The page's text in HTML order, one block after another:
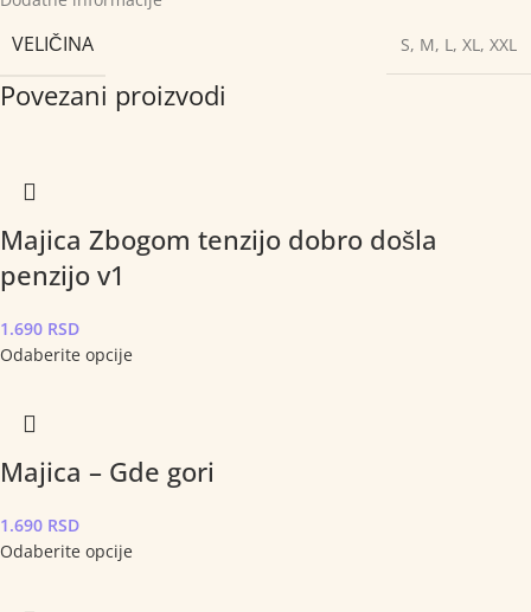
VELIČINA S, M, L , XL , XXL
Povezani proizvodi
Majica Zbogom tenzijo dobro došla
penzijo v1
1.690 RSD
Odaberite opcije
Majica – Gde gori
1.690 RSD
Odaberite opcije